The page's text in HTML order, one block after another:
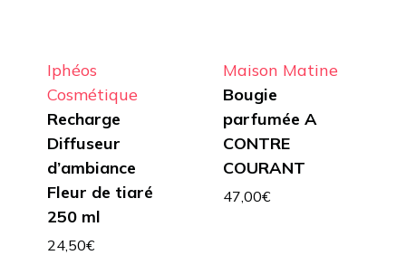
Iphéos
Cosmétique
Recharge
Diffuseur
d’ambiance
Fleur de tiaré
250 ml
24,50€
Maison Matine
Bougie
parfumée A
CONTRE
COURANT
47,00€